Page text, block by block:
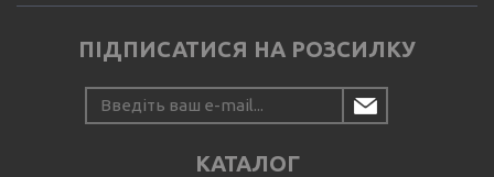
ПІДПИСАТИСЯ НА РОЗСИЛКУ
КАТАЛОГ